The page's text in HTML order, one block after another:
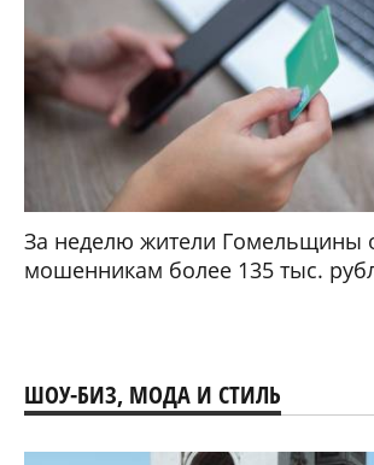
За неделю жители Гомельщины
мошенникам более 135 тыс.
ШОУ-БИЗ, МОДА И СТИЛЬ